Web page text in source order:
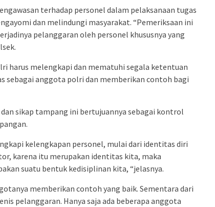
terhadap personel dalam pelaksanaan tugas
dan melindungi masyarakat. “Pemeriksaan ini
pelanggaran oleh personel khususnya yang
harus melengkapi dan mematuhi segala ketentuan
sebagai anggota polri dan memberikan contoh bagi
sikap tampang ini bertujuannya sebagai kontrol
kelengkapan personel, mulai dari identitas diri
karena itu merupakan identitas kita, maka
suatu bentuk kedisiplinan kita, “jelasnya.
memberikan contoh yang baik. Sementara dari
pelanggaran. Hanya saja ada beberapa anggota